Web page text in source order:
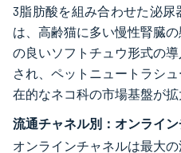
3脂肪酸を組み合わせた泌
は、高齢猫に多い慢性腎臓
の良いソフトチュウ形式の
され、ペットニュートラシ
在的なネコ科の市場基盤が拡
流通チャネル別：オンライ
オンラインチャネルは最大